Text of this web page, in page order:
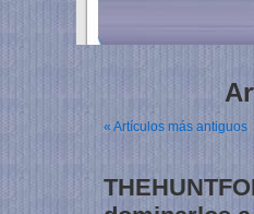
« Artículos más antiguos